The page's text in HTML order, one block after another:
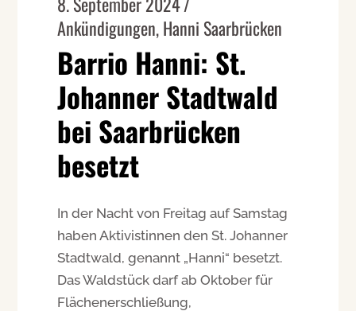
Ankündigungen,Hanni Saarbrücken
Barrio Hanni: St.
Johanner Stadtwald
bei Saarbrücken
besetzt
In der Nacht von Freitag auf Samstag
haben Aktivistinnen den St. Johanner
Stadtwald, genannt „Hanni“ besetzt.
Das Waldstück darf ab Oktober für
Flächenerschließung,